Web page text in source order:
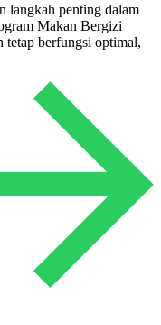
langkah penting dalam
Makan Bergizi
tetap berfungsi optimal,